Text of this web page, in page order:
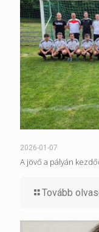
2026-01-07
A jövő a pályán
Tovább